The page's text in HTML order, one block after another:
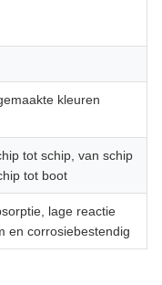
kleuren
tot schip, van schip
tot boot
lage reactie
en corrosiebestendig